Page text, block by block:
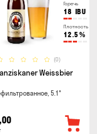
Горечь
18 IBU
Плотность
12.5 %
(0)
Weissbier
5.1°
,00